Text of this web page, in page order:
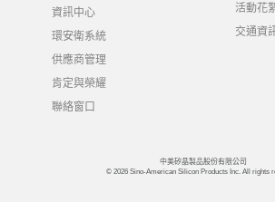
資訊中心
環安衛系統
供應商管理
肯定與榮耀
聯絡窗口
活動花
交通資
中美矽晶製品股份有限公司
© 2026 Sino-American Silicon Products Inc. All rights